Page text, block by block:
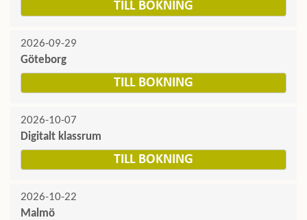
TILL BOKNING
2026-09-29
Göteborg
TILL BOKNING
2026-10-07
Digitalt klassrum
TILL BOKNING
2026-10-22
Malmö